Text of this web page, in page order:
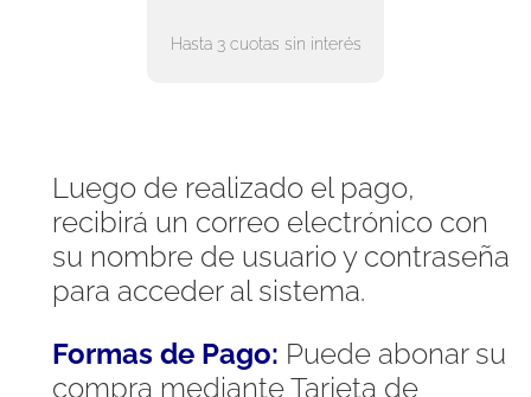
Hasta 3 cuotas sin interés
Luego de realizado el pago,
recibirá un correo electrónico con
su nombre de usuario y contraseña
para acceder al sistema.
Formas de Pago: Puede abonar su
compra mediante Tarjeta de